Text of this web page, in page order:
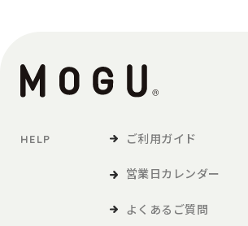
HELP ご利用ガイド
営業日カレンダー
よくあるご質問